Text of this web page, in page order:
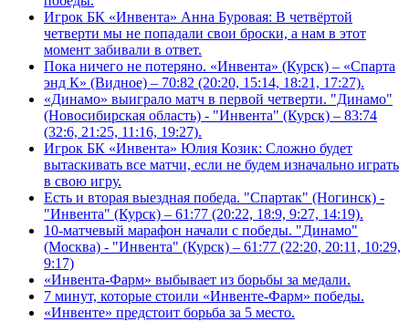
Игрок БК «Инвента» Анна Буровая: В четвёртой
четверти мы не попадали свои броски, а нам в этот
момент забивали в ответ.
Пока ничего не потеряно. «Инвента» (Курск) – «Спарта
энд К» (Видное) – 70:82 (20:20, 15:14, 18:21, 17:27).
«Динамо» выиграло матч в первой четверти. "Динамо"
(Новосибирская область) - "Инвента" (Курск) – 83:74
(32:6, 21:25, 11:16, 19:27).
Игрок БК «Инвента» Юлия Козик: Сложно будет
вытаскивать все матчи, если не будем изначально играть
в свою игру.
Есть и вторая выездная победа. "Спартак" (Ногинск) -
"Инвента" (Курск) – 61:77 (20:22, 18:9, 9:27, 14:19).
10-матчевый марафон начали с победы. "Динамо"
(Москва) - "Инвента" (Курск) – 61:77 (22:20, 20:11, 10:29,
9:17)
«Инвента-Фарм» выбывает из борьбы за медали.
7 минут, которые стоили «Инвенте-Фарм» победы.
«Инвенте» предстоит борьба за 5 место.